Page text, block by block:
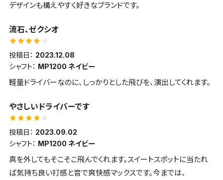
デザインも構えやすく好きなブランドです。
流石、ゼクシオ
投稿日： 2023.12.08
シャフト： MP1200 ネイビー
軽量ドライバーなのに、しっかりとした飛びを、演出してくれます。
やさしいドライバーです
投稿日： 2023.09.02
シャフト： MP1200 ネイビー
真を外してもそこそこ飛んでくれます。スイートスポットに当たれ
ば気持ち良い打感と音で爽快感マックスです。今までは、